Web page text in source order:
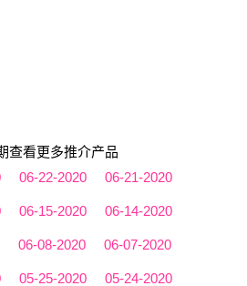
查看更多推介产品
06-22-2020 06-21-2020
06-15-2020 06-14-2020
06-08-2020 06-07-2020
05-25-2020 05-24-2020